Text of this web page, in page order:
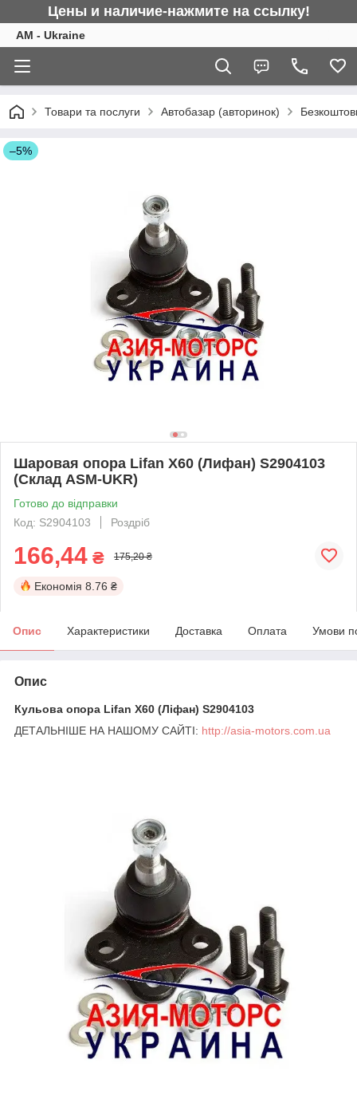
Цены и наличие-нажмите на ссылку!
AM - Ukraine
Товари та послуги Автобазар (авторинок)
–5%
Шаровая опора Lifan X60 (Лифан) S2904103
(Склад ASM-UKR)
Готово до відправки
Код: S2904103
Роздріб
166,44 ₴ 175,20 ₴
Економія 8.76 ₴
Опис Характеристики Доставка Оплата Умови
Опис
Кульова опора Lifan X60 (Ліфан) S2904103
ДЕТАЛЬНІШЕ НА НАШОМУ САЙТІ: http://asia-motors.com.ua